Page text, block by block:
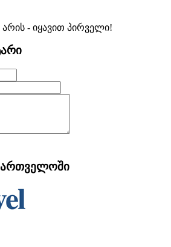
- იყავით პირველი!